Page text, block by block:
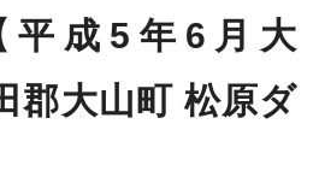
平成5年6月大
郡大山町 松原ダ